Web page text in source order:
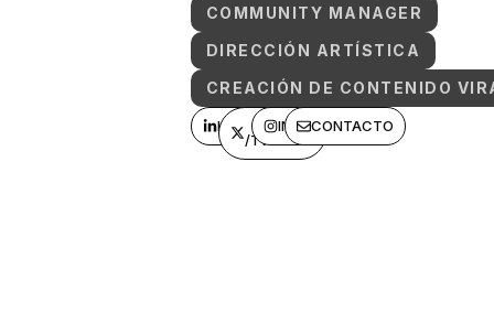
COMMUNITY MANAGER
DIRECCIÓN ARTÍSTICA
CREACIÓN DE CONTENIDO
LINKEDINX
/TWITTER
INSTAGRAM
CONTACTO